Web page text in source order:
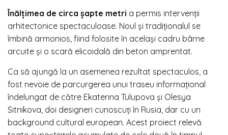
Înălțimea de circa șapte metri a permis intervenții
arhitectonice spectaculoase. Noul și tradiționalul se
îmbină armonios, fiind folosite în același cadru bârne
arcuite și o scară elicoidală din beton amprentat.
Ca să ajungă la un asemenea rezultat spectaculos, a
fost nevoie de parcurgerea unui traseu informațional
îndelungat de către Ekaterina Tulupova și Olesya
Sitnikova, doi designeri cunoscuți în Rusia, dar cu un
background cultural european. Acest proiect relevă